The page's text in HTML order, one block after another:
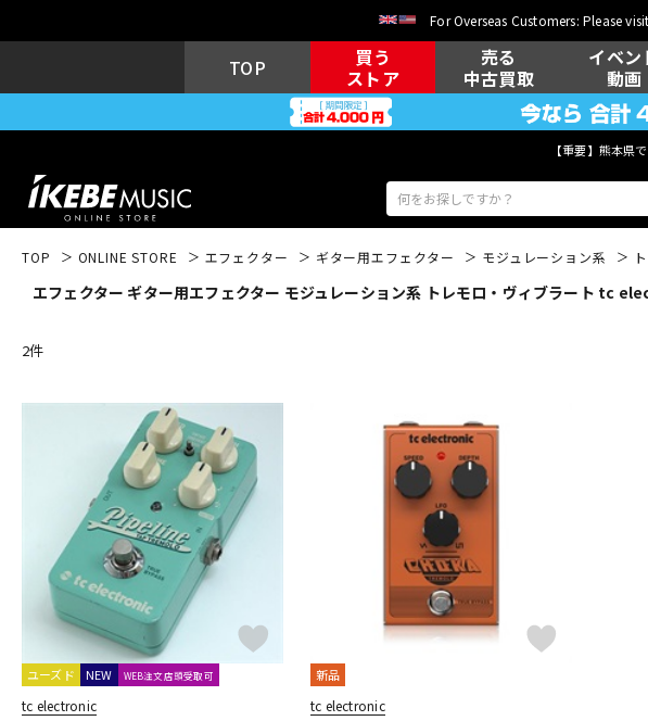
For Overseas Customers: Please
TOP
買う
ストア
売る
中古買取
イベン
動画
【重要】熊本県
アコギ/エレ
キーボード
DJ機器 DTM
中古 ヴィンテージ
TOP ONLINE STORE エフェクター ギター用エフェクター モジュレーション系
エフェクター ギター用エフェクター モジュレーション系 トレモロ・ヴィブラート tc
2件
ユーズド NEW WEB注文店頭受取可
tc electronic
新品
tc electronic